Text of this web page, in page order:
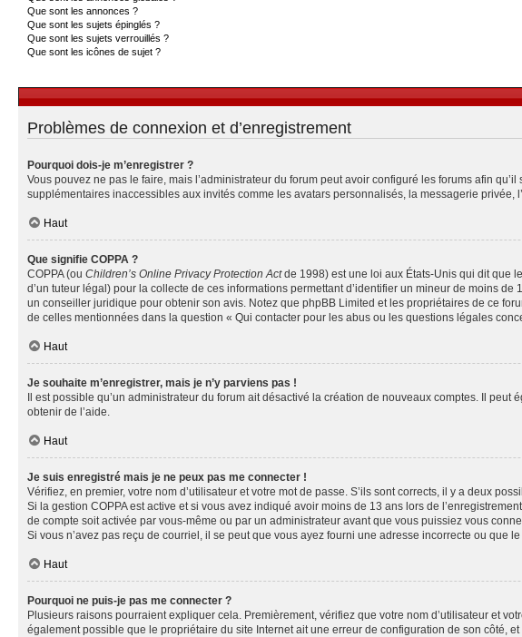
Que sont les annonces ?
Que sont les sujets épinglés ?
Que sont les sujets verrouillés ?
Que sont les icônes de sujet ?
Problèmes de connexion et d’enregistrement
Pourquoi dois-je m’enregistrer ?
Vous pouvez ne pas le faire, mais l’administrateur du forum peut avoir configuré les forums afin
supplémentaires inaccessibles aux invités comme les avatars personnalisés, la messagerie
Haut
Que signifie COPPA ?
COPPA (ou Children’s Online Privacy Protection Actde 1998) est une loi aux États-Unis qui dit que
d’un tuteur légal) pour la collecte de ces informations permettant d’identifier un mineur de moins
un conseiller juridique pour obtenir son avis. Notez que phpBB Limited et les propriétaires de ce
de celles mentionnées dans la question « Qui contacter pour les abus ou les questions légales
Haut
Je souhaite m’enregistrer, mais je n’y parviens pas !
Il est possible qu’un administrateur du forum ait désactivé la création de nouveaux comptes. Il
obtenir de l’aide.
Haut
Je suis enregistré mais je ne peux pas me connecter !
Vérifiez, en premier, votre nom d’utilisateur et votre mot de passe. S’ils sont corrects, il y a deux
Si la gestion COPPA est active et si vous avez indiqué avoir moins de 13 ans lors de
de compte soit activée par vous-même ou par un administrateur avant que vous puissiez vous
Si vous n’avez pas reçu de courriel, il se peut que vous ayez fourni une adresse incorrecte ou que
Haut
Pourquoi ne puis-je pas me connecter ?
Plusieurs raisons pourraient expliquer cela. Premièrement, vérifiez que votre nom d’utilisateur et
également possible que le propriétaire du site Internet ait une erreur de configuration de son côté, et